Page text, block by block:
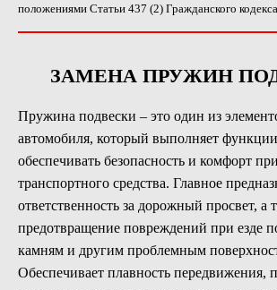
положениями Статьи 437 (2) Гражданского
ЗАМЕНА ПРУЖИН
Пружина подвески – это один из
автомобиля, который выполняет
обеспечивать безопасность и комфорт
транспортного средства. Главное
ответственность за дорожный просвет, а
предотвращение повреждений при езде
камням и другим проблемным
Обеспечивает плавность передвижения,